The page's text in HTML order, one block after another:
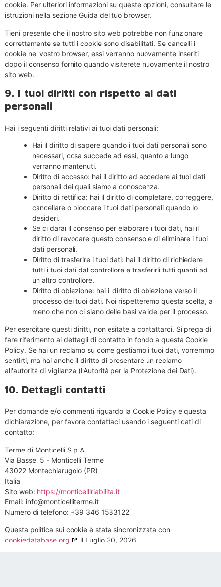
cookie. Per ulteriori informazioni su queste opzioni, consultare le
istruzioni nella sezione Guida del tuo browser.
Tieni presente che il nostro sito web potrebbe non funzionare
correttamente se tutti i cookie sono disabilitati. Se cancelli i
cookie nel vostro browser, essi verranno nuovamente inseriti
dopo il consenso fornito quando visiterete nuovamente il nostro
sito web.
9. I tuoi diritti con rispetto ai dati
personali
Hai i seguenti diritti relativi ai tuoi dati personali:
Hai il diritto di sapere quando i tuoi dati personali sono
necessari, cosa succede ad essi, quanto a lungo
verranno mantenuti.
Diritto di accesso: hai il diritto ad accedere ai tuoi dati
personali dei quali siamo a conoscenza.
Diritto di rettifica: hai il diritto di completare, correggere,
cancellare o bloccare i tuoi dati personali quando lo
desideri.
Se ci darai il consenso per elaborare i tuoi dati, hai il
diritto di revocare questo consenso e di eliminare i tuoi
dati personali.
Diritto di trasferire i tuoi dati: hai il diritto di richiedere
tutti i tuoi dati dal controllore e trasferirli tutti quanti ad
un altro controllore.
Diritto di obiezione: hai il diritto di obiezione verso il
processo dei tuoi dati. Noi rispetteremo questa scelta, a
meno che non ci siano delle basi valide per il processo.
Per esercitare questi diritti, non esitate a contattarci. Si prega di
fare riferimento ai dettagli di contatto in fondo a questa Cookie
Policy. Se hai un reclamo su come gestiamo i tuoi dati, vorremmo
sentirti, ma hai anche il diritto di presentare un reclamo
all'autorità di vigilanza (l'Autorità per la Protezione dei Dati).
10. Dettagli contatti
Per domande e/o commenti riguardo la Cookie Policy e questa
dichiarazione, per favore contattaci usando i seguenti dati di
contatto:
Terme di Monticelli S.p.A.
Via Basse, 5 - Monticelli Terme
43022 Montechiarugolo (PR)
Italia
Sito web: https://monticelliriabilita.it
Email: info@monticelliterme.it
Numero di telefono: +39 346 1583122
Questa politica sui cookie è stata sincronizzata con
cookiedatabase.org
il Luglio 30, 2026.